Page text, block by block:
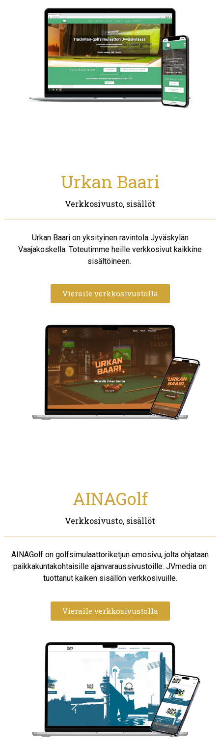
Urkan Baari
Verkkosivusto, sisällöt
Urkan Baari on yksityinen ravintola Jyväskylän
Vaajakoskella. Toteutimme heille verkkosivut kaikkine
sisältöineen.
Vieraile verkkosivustolla​
AINAGolf
Verkkosivusto, sisällöt
AINAGolf on golfsimulaattoriketjun emosivu, jolta ohjataan
paikkakuntakohtaisille ajanvaraussivustoille. JVmedia on
tuottanut kaiken sisällön verkkosivuille.
Vieraile verkkosivustolla​